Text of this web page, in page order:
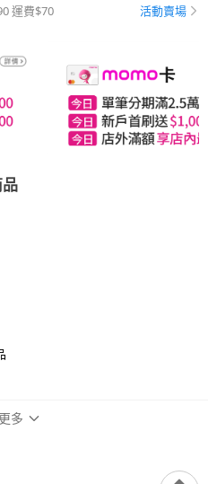
運費$70 活動賣場
室、廚房、陽台、餐廳、室
多